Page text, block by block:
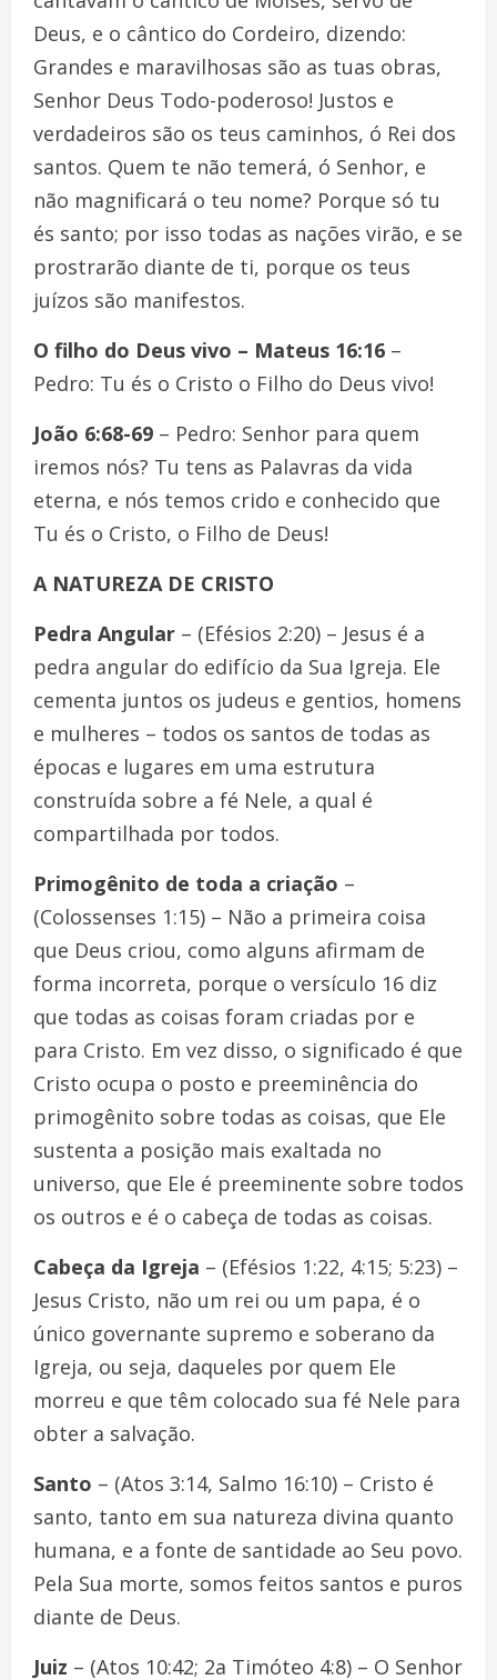
Deus, e o cântico do Cordeiro, dizendo:
Grandes e maravilhosas são as tuas obras,
Senhor Deus Todo-poderoso! Justos e
verdadeiros são os teus caminhos, ó Rei dos
santos. Quem te não temerá, ó Senhor, e
não magnificará o teu nome? Porque só tu
és santo; por isso todas as nações virão, e se
prostrarão diante de ti, porque os teus
juízos são manifestos.
O filho do Deus vivo – Mateus 16:16 –
Pedro: Tu és o Cristo o Filho do Deus vivo!
João 6:68-69 – Pedro: Senhor para quem
iremos nós? Tu tens as Palavras da vida
eterna, e nós temos crido e conhecido que
Tu és o Cristo, o Filho de Deus!
A NATUREZA DE CRISTO
Pedra Angular – (Efésios 2:20) – Jesus é a
pedra angular do edifício da Sua Igreja. Ele
cementa juntos os judeus e gentios, homens
e mulheres – todos os santos de todas as
épocas e lugares em uma estrutura
construída sobre a fé Nele, a qual é
compartilhada por todos.
Primogênito de toda a criação –
(Colossenses 1:15) – Não a primeira coisa
que Deus criou, como alguns afirmam de
forma incorreta, porque o versículo 16 diz
que todas as coisas foram criadas por e
para Cristo. Em vez disso, o significado é que
Cristo ocupa o posto e preeminência do
primogênito sobre todas as coisas, que Ele
sustenta a posição mais exaltada no
universo, que Ele é preeminente sobre todos
os outros e é o cabeça de todas as coisas.
Cabeça da Igreja – (Efésios 1:22, 4:15; 5:23) –
Jesus Cristo, não um rei ou um papa, é o
único governante supremo e soberano da
Igreja, ou seja, daqueles por quem Ele
morreu e que têm colocado sua fé Nele para
obter a salvação.
Santo – (Atos 3:14, Salmo 16:10) – Cristo é
santo, tanto em sua natureza divina quanto
humana, e a fonte de santidade ao Seu povo.
Pela Sua morte, somos feitos santos e puros
diante de Deus.
Juiz – (Atos 10:42; 2a Timóteo 4:8) – O Senhor